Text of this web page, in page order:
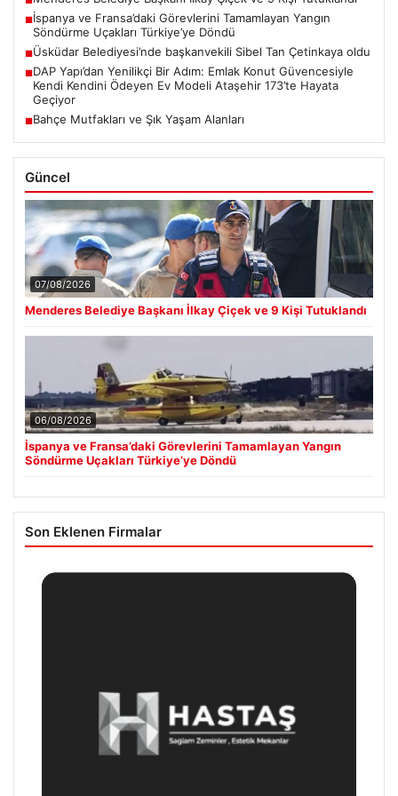
■İspanya ve Fransa’daki Görevlerini Tamamlayan Yangın
Söndürme Uçakları Türkiye’ye Döndü
■Üsküdar Belediyesi’nde başkanvekili Sibel Tan Çetinkaya oldu
■DAP Yapı’dan Yenilikçi Bir Adım: Emlak Konut Güvencesiyle
Kendi Kendini Ödeyen Ev Modeli Ataşehir 173’te Hayata
Geçiyor
■Bahçe Mutfakları ve Şık Yaşam Alanları
Güncel
07/08/2026
Menderes Belediye Başkanı İlkay Çiçek ve 9 Kişi Tutuklandı
06/08/2026
İspanya ve Fransa’daki Görevlerini Tamamlayan Yangın
Söndürme Uçakları Türkiye’ye Döndü
Son Eklenen Firmalar